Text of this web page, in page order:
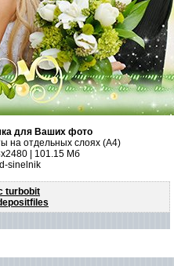
для Ваших фото
на отдельных слоях (А4)
| 101.15 Мб
sinelnik
turbobit